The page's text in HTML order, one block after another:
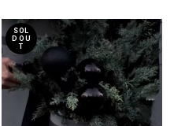
SOL
D OU
T